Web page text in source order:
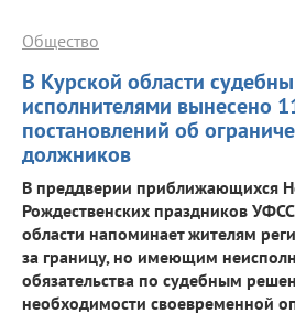
В Курской области
исполнителями вынесено
постановлений об
должников
Общество
В преддверии приближающихся
Рождественских праздников
области напоминает жителям
за границу, но имеющим
обязательства по судебным
необходимости своевременной